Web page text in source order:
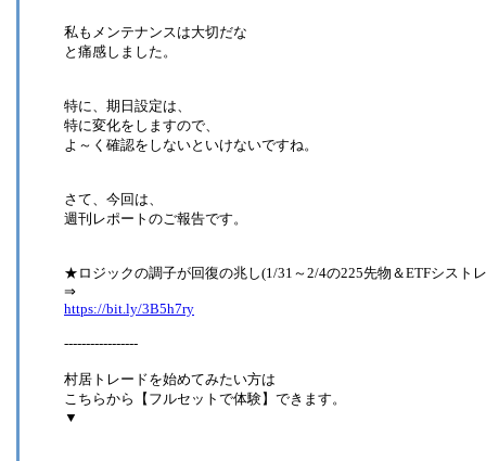
私もメンテナンスは大切だな
と痛感しました。
特に、期日設定は、
特に変化をしますので、
よ～く確認をしないといけないですね。
さて、今回は、
週刊レポートのご報告です。
★ロジックの調子が回復の兆し(1/31～2/4の225先物＆ETFシスト
⇒
https://bit.ly/3B5h7ry
-----------------
村居トレードを始めてみたい方は
こちらから【フルセットで体験】できます。
▼